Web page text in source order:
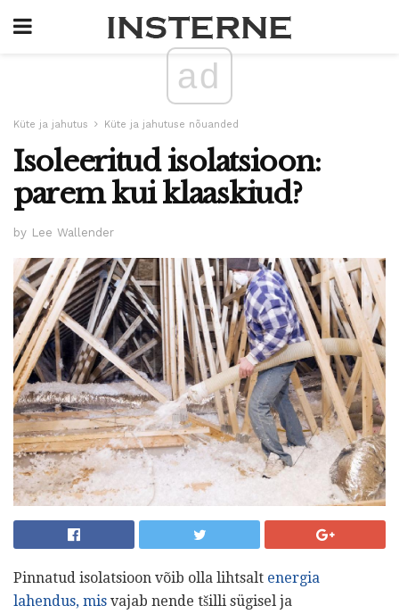
ad
Küte ja jahutus Küte ja jahutuse nõuanded
Isoleeritud isolatsioon:
parem kui klaaskiud?
by Lee Wallender
Pinnatud isolatsioon võib olla lihtsalt energia
lahendus, mis vajab nende tšilli sügisel ja